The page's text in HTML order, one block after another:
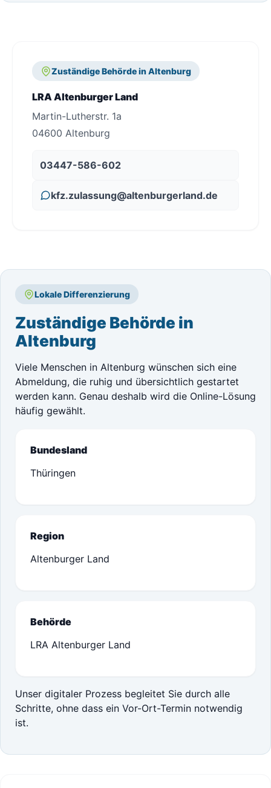
Zuständige Behörde in Altenburg
LRA Altenburger Land
Martin-Lutherstr. 1a
04600 Altenburg
03447-586-602
kfz.zulassung@altenburgerland.de
Lokale Differenzierung
Zuständige Behörde in
Altenburg
Viele Menschen in Altenburg wünschen sich eine
Abmeldung, die ruhig und übersichtlich gestartet
werden kann. Genau deshalb wird die Online-Lösung
häufig gewählt.
Bundesland
Thüringen
Region
Altenburger Land
Behörde
LRA Altenburger Land
Unser digitaler Prozess begleitet Sie durch alle
Schritte, ohne dass ein Vor-Ort-Termin notwendig
ist.